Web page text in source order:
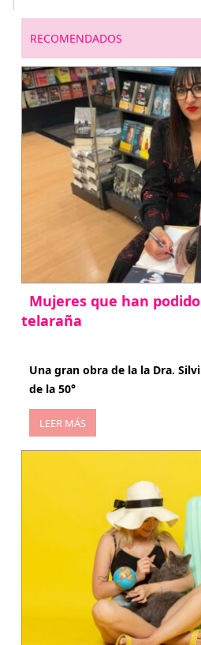
RECOMENDADOS
Mujeres que han
telaraña
Una gran obra de la la Dra.
de la 50°
LEER MÁS